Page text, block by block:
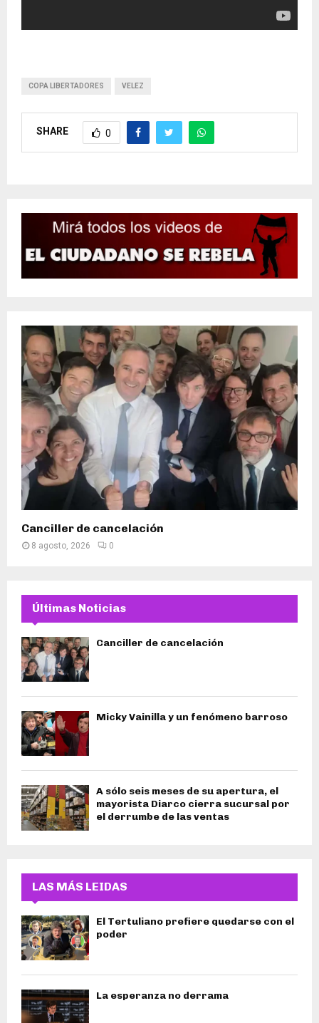
COPA LIBERTADORES VELEZ
SHARE 0
Canciller de cancelación
8 agosto, 2026 0
Últimas Noticias
Canciller de cancelación
Micky Vainilla y un fenómeno barroso
A sólo seis meses de su apertura, el
mayorista Diarco cierra sucursal por
el derrumbe de las ventas
LAS MÁS LEIDAS
El Tertuliano prefiere quedarse con el
poder
La esperanza no derrama